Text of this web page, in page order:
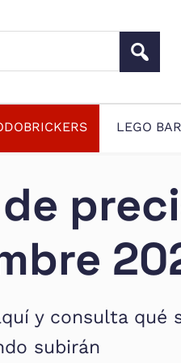
LEGO
y consulta qué
subirán